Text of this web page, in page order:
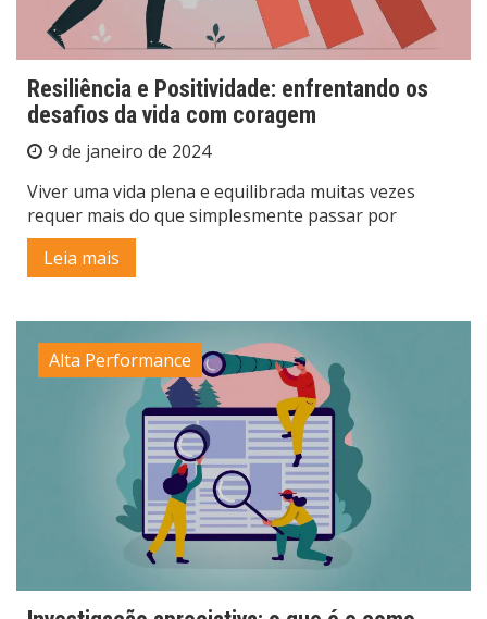
Resiliência e Positividade: enfrentando os
desafios da vida com coragem
9 de janeiro de 2024
Viver uma vida plena e equilibrada muitas vezes
requer mais do que simplesmente passar por
Leia mais
Alta Performance